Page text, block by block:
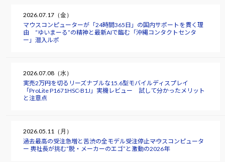
2026.07.17（金）
マウスコンピューターが「24時間365日」の国内サポートを貫く理
由 “ゆいまーる”の精神と最新AIで臨む「沖縄コンタクトセンタ
ー」潜入ルポ
2026.07.08（水）
実売2万円を切るリーズナブルな15.6型モバイルディスプレイ
「ProLite P1671HSC-B1J」実機レビュー 試して分かったメリット
と注意点
2026.05.11（月）
過去最高の受注急増と苦渋の全モデル受注停止――マウスコンピュータ
ー 軣社長が挑む“脱・メーカーのエゴ”と激動の2026年